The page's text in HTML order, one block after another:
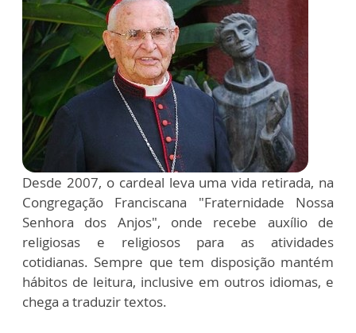
Desde 2007, o cardeal leva uma vida retirada, na
Congregação Franciscana "Fraternidade Nossa
Senhora dos Anjos", onde recebe auxílio de
religiosas e religiosos para as atividades
cotidianas. Sempre que tem disposição mantém
hábitos de leitura, inclusive em outros idiomas, e
chega a traduzir textos.